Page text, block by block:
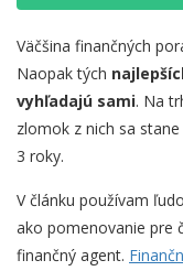
Väčšina finančných
Naopak tých
vyhľadajú sami. Na
zlomok z nich sa
3 roky.
V článku používam
ako pomenovanie pre
finančný agent.